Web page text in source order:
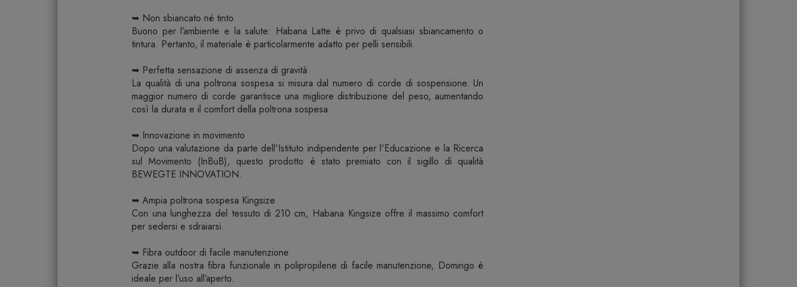
➥ Non sbiancato né tinto
Buono per l’ambiente e la salute: Habana Latte è privo di qualsiasi sbiancamento o
tintura. Pertanto, il materiale è particolarmente adatto per pelli sensibili.
➥ Perfetta sensazione di assenza di gravità
La qualità di una poltrona sospesa si misura dal numero di corde di sospensione. Un
maggior numero di corde garantisce una migliore distribuzione del peso, aumentando
così la durata e il comfort della poltrona sospesa.
➥ Innovazione in movimento
Dopo una valutazione da parte dell'Istituto indipendente per l'Educazione e la Ricerca
sul Movimento (InBuB), questo prodotto è stato premiato con il sigillo di qualità
BEWEGTE INNOVATION.
➥ Ampia poltrona sospesa Kingsize
Con una lunghezza del tessuto di 210 cm, Habana Kingsize offre il massimo comfort
per sedersi e sdraiarsi.
➥ Fibra outdoor di facile manutenzione
Grazie alla nostra fibra funzionale in polipropilene di facile manutenzione, Domingo è
ideale per l’uso all’aperto.